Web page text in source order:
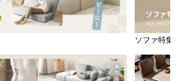
で充電も楽々
ポート搭載。 2.1A出力に対応
も充電できます。
ソファ特集